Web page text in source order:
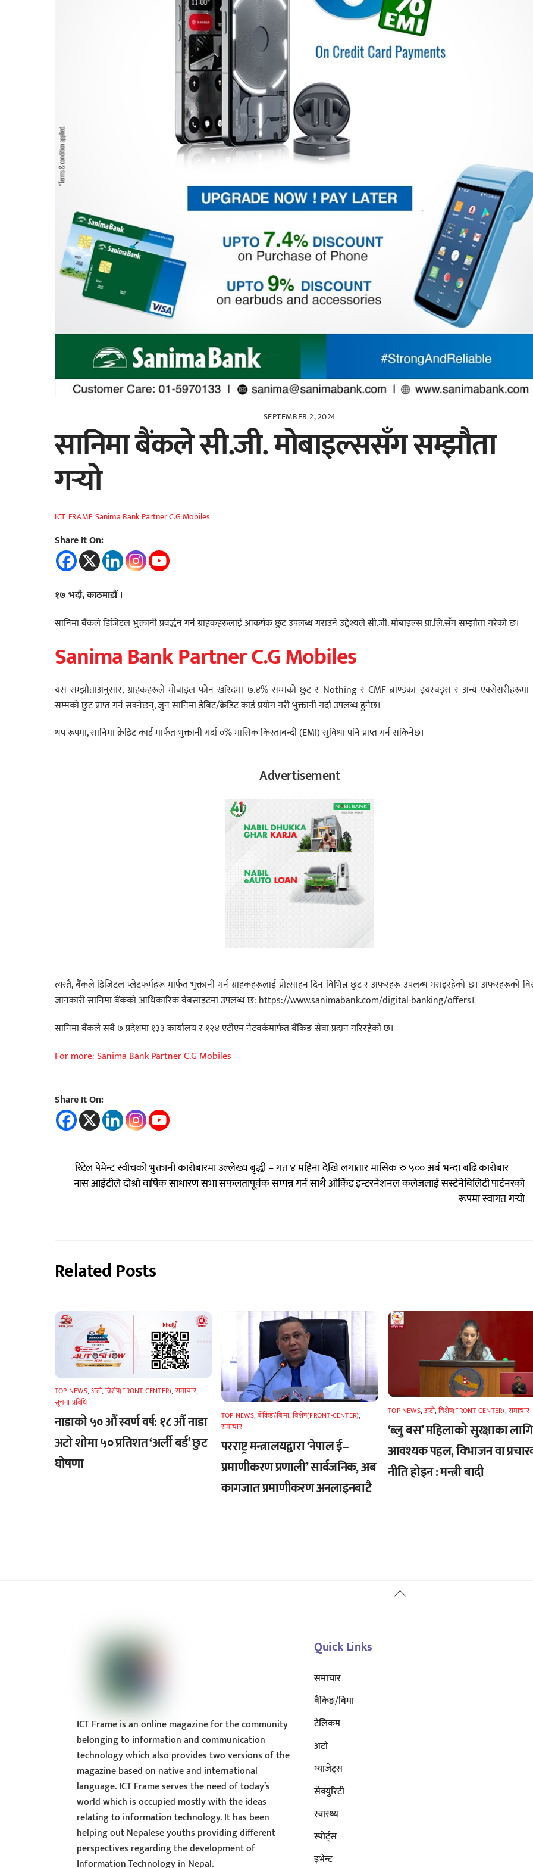
SEPTEMBER 2, 2024
सानिमा बैंकले सी.जी. मोबाइल्ससँग सम्झौता
गर्‍यो
ICT FRAME Sanima Bank Partner C.G Mobiles
Share It On:
१७ भदौ, काठमाडौं ।
सानिमा बैंकले डिजिटल भुक्तानी प्रवर्द्धन गर्न ग्राहकहरूलाई आकर्षक छुट उपलब्ध गराउने उद्देश्यले सी.जी. मोबाइल्स प्रा.लि.सँग सम्झौता गरेको छ।
Sanima Bank Partner C.G Mobiles
यस सम्झौताअनुसार, ग्राहकहरूले मोबाइल फोन खरिदमा ७.४% सम्मको छुट र Nothing र CMF ब्राण्डका इयरबड्स र अन्य एक्सेसरीहरूमा
सम्मको छुट प्राप्त गर्न सक्नेछन्, जुन सानिमा डेबिट/क्रेडिट कार्ड प्रयोग गरी भुक्तानी गर्दा उपलब्ध हुनेछ।
थप रूपमा, सानिमा क्रेडिट कार्ड मार्फत भुक्तानी गर्दा ०% मासिक किस्ताबन्दी (EMI) सुविधा पनि प्राप्त गर्न सकिनेछ।
Advertisement
त्यस्तै, बैंकले डिजिटल प्लेटफर्महरू मार्फत भुक्तानी गर्न ग्राहकहरूलाई प्रोत्साहन दिन विभिन्न छुट र अफरहरू उपलब्ध गराइरहेको छ। अफरहरूको
जानकारी सानिमा बैंकको आधिकारिक वेबसाइटमा उपलब्ध छ: https://www.sanimabank.com/digital-banking/offers।
सानिमा बैंकले सबै ७ प्रदेशमा १३३ कार्यालय र १२४ एटीएम नेटवर्कमार्फत बैंकिङ सेवा प्रदान गरिरहेको छ।
For more: Sanima Bank Partner C.G Mobiles
Share It On:
रिटेल पेमेन्ट स्वीचको भुक्तानी कारोबारमा उल्लेख्य बृद्धी – गत ४ महिना देखि लगातार मासिक रु ५०० अर्ब भन्दा बढि कारोबार
नास आईटीले दोश्रो वार्षिक साधारण सभा सफलतापूर्वक सम्पन्न गर्न साथै ओर्किड इन्टरनेशनल कलेजलाई सस्टेनेबिलिटी पार्टनरको
रूपमा स्वागत गर्‍यो
Related Posts
TOP NEWS,अटाे,विशेष(FRONT-CENTER), समाचार,
सूचना प्रविधि
नाडाको ५० औँ स्वर्ण वर्ष: १८ औँ नाडा
अटो शोमा ५० प्रतिशत ‘अर्ली बर्ड’ छुट
घोषणा
TOP NEWS,बैंकिङ/बिमा,विशेष(FRONT-CENTER),
समाचार
परराष्ट्र मन्त्रालयद्वारा ‘नेपाल ई–
प्रमाणीकरण प्रणाली’ सार्वजनिक, अब
कागजात प्रमाणीकरण अनलाइनबाटै
TOP NEWS,अटाे,विशेष(FRONT-CENTER),समाचार
‘ब्लु बस’ महिलाको सुरक्षाका लागि
आवश्यक पहल, विभाजन वा
नीति होइन : मन्त्री बादी
Back
ICT Frame is an online magazine for the community
belonging to information and communication
technology which also provides two versions of the
magazine based on native and international
language. ICT Frame serves the need of today’s
world which is occupied mostly with the ideas
relating to information technology. It has been
helping out Nepalese youths providing different
perspectives regarding the development of
Information Technology in Nepal.
Quick Links
समाचार
बैंकिङ/बिमा
टेलिकम
अटाे
ग्याजेट्स
सेक्युरिटी
स्वास्थ्य
स्पोर्ट्स
इभेन्ट